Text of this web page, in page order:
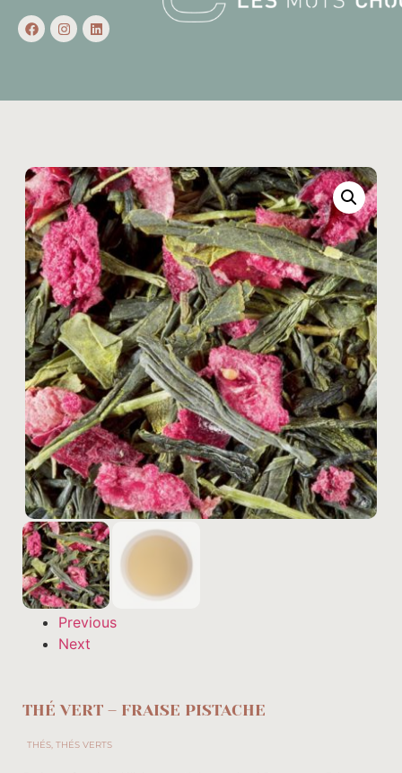
Previous
Next
THÉ VERT – FRAISE PISTACHE
THÉS, THÉS VERTS